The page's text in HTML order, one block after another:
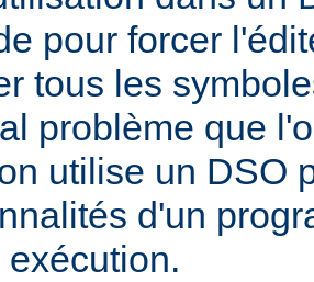
pour forcer
tous les
problème que
utilise un DSO
d'un